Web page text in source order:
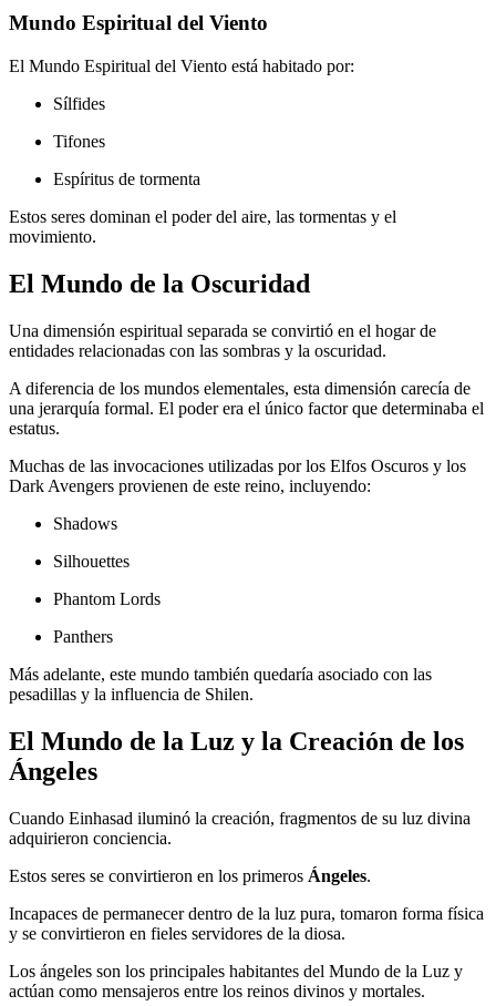
Mundo Espiritual del Viento
El Mundo Espiritual del Viento está habitado por:
Sílfides
Tifones
Espíritus de tormenta
Estos seres dominan el poder del aire, las tormentas y el
movimiento.
El Mundo de la Oscuridad
Una dimensión espiritual separada se convirtió en el hogar de
entidades relacionadas con las sombras y la oscuridad.
A diferencia de los mundos elementales, esta dimensión carecía de
una jerarquía formal. El poder era el único factor que determinaba el
estatus.
Muchas de las invocaciones utilizadas por los Elfos Oscuros y los
Dark Avengers provienen de este reino, incluyendo:
Shadows
Silhouettes
Phantom Lords
Panthers
Más adelante, este mundo también quedaría asociado con las
pesadillas y la influencia de Shilen.
El Mundo de la Luz y la Creación de los
Ángeles
Cuando Einhasad iluminó la creación, fragmentos de su luz divina
adquirieron conciencia.
Estos seres se convirtieron en los primeros Ángeles.
Incapaces de permanecer dentro de la luz pura, tomaron forma física
y se convirtieron en fieles servidores de la diosa.
Los ángeles son los principales habitantes del Mundo de la Luz y
actúan como mensajeros entre los reinos divinos y mortales.